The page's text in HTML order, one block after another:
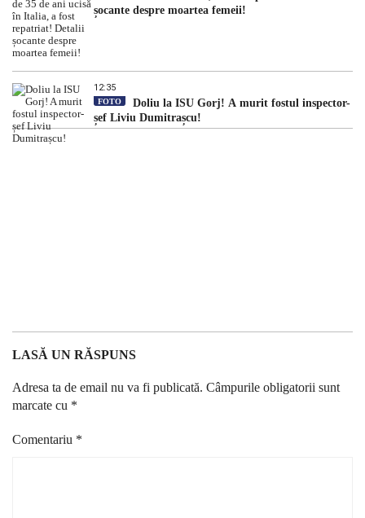
șocante despre moartea femeii!
12:35
FOTO
Doliu la ISU Gorj! A murit fostul inspector-
șef Liviu Dumitrașcu!
LASĂ UN RĂSPUNS
Adresa ta de email nu va fi publicată. Câmpurile obligatorii sunt
marcate cu *
Comentariu *